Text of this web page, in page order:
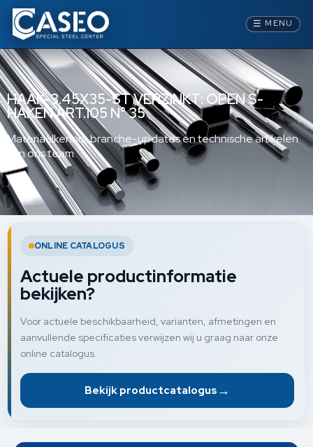
☰ MENU
HAAK-3.45X35-ST VERZINKT: OPEN S-
HAKEN ART.105 N° 35
Materiaalkennis, branche-updates en technische artikelen
van ons team.
ONLINE CATALOGUS
Actuele productinformatie
bekijken?
Voor actuele beschikbaarheid, varianten, afmetingen en
aanvullende specificaties verwijzen wij u graag naar onze
online catalogus.
Bekijk productcatalogus →